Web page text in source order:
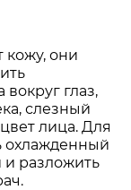
кожу, они
глаз,
слезный
лица. Для
охлажденный
и разложить